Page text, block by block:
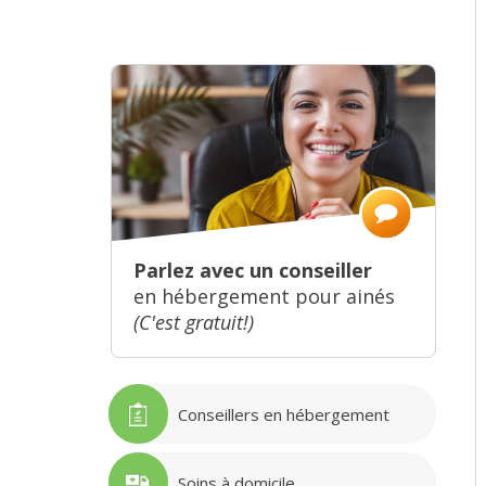
Parlez avec un conseiller
en hébergement pour ainés
(C'est gratuit!)
Conseillers en hébergement